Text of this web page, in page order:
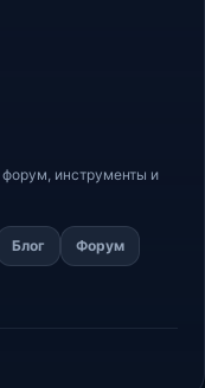
форум , инструменты и
Блог Форум